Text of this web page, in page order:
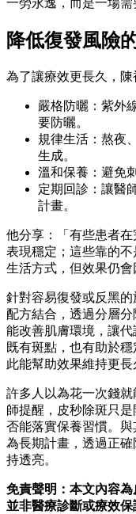
一勞永逸，而是一場需
降低復發風險
為了讓療效更長久，陳
嚴格防曬：紫外
要防曬。
規律生活：熬夜
生成。
溫和保養：避免
定期回診：讓醫
計畫。
他分享：「有些患者
表現穩定；這些靠的
生活方式，但效果仍會
針對容易復發或反黑
配方結合，透過分層
能改善肌膚環境，讓
既有斑點，也有助於
此能幫助效果維持更長
許多人以為花一次錢
師提醒，皮秒除斑只
否能落實保養習慣。
為長期計畫，透過正
持透亮。
免責聲明：本文內容
並非醫療診斷或療效